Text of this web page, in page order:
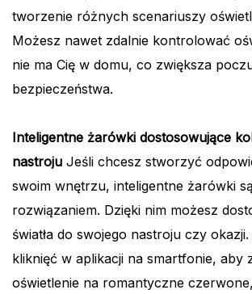
tworzenie różnych scenariuszy
Możesz nawet zdalnie kontrolować
nie ma Cię w domu, co zwiększa
bezpieczeństwa.
Inteligentne żarówki dostosowujące
nastroju Jeśli chcesz stworzyć
swoim wnętrzu, inteligentne żarówki
rozwiązaniem. Dzięki nim możesz
światła do swojego nastroju czy
kliknięć w aplikacji na smartfonie, aby
oświetlenie na romantyczne